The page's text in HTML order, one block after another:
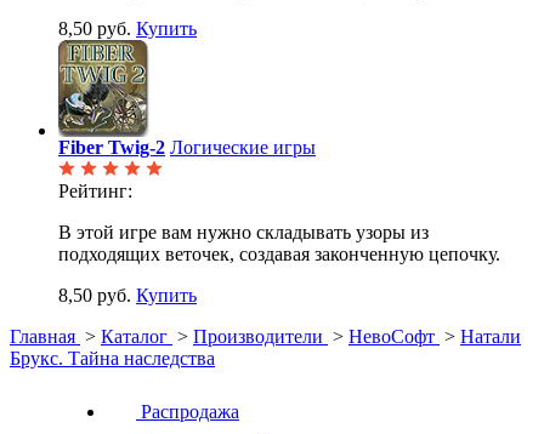
8,50 руб. Купить
Fiber Twig-2 Логические игры
Рейтинг:
В этой игре вам нужно складывать узоры из
подходящих веточек, создавая законченную цепочку.
8,50 руб. Купить
Главная > Каталог > Производители > НевоСофт > Натали
Брукс. Тайна наследства
Распродажа